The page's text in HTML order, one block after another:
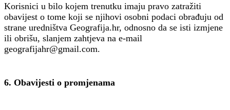
Korisnici u bilo kojem trenutku imaju pravo zatražiti
obavijest o tome koji se njihovi osobni podaci obrađuju od
strane uredništva Geografija.hr, odnosno da se isti izmjene
ili obrišu, slanjem zahtjeva na e-mail
geografijahr@gmail.com.
6. Obavijesti o promjenama